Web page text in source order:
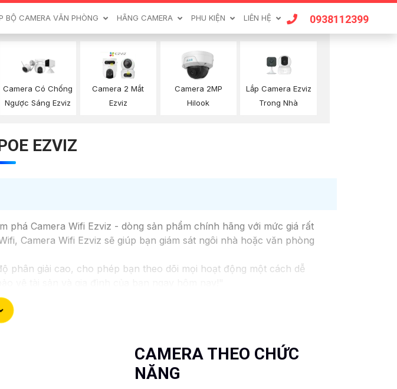
BỘ CAMERA VĂN PHÒNG HÃNG CAMERA PHU KIỆN LIÊN HỆ 0938112399
Camera Có Chống
Ngược Sáng Ezviz
Camera 2 Mắt
Ezviz
Camera 2MP
Hilook
Lắp Camera Ezviz
Trong Nhà
EZVIZ
phá Camera Wifi Ezviz - dòng sản phẩm chính hãng với mức giá rất
Camera Wifi Ezviz sẽ giúp bạn giám sát ngôi nhà hoặc văn phòng
phân giải cao, cho phép bạn theo dõi mọi hoạt động một cách dễ
Wifi Ezviz.
CAMERA THEO CHỨC
NĂNG